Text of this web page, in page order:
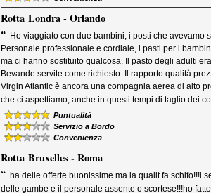
Rotta Londra - Orlando
“ Ho viaggiato con due bambini, i posti che avevamo
Personale professionale e cordiale, i pasti per i
ma ci hanno sostituito qualcosa. Il pasto degli adulti
Bevande servite come richiesto. Il rapporto qualità
Virgin Atlantic è ancora una compagnia aerea di alto
che ci aspettiamo, anche in questi tempi di taglio dei
Puntualità
Servizio a Bordo
Convenienza
Rotta Bruxelles - Roma
“ ha delle offerte buonissime ma la qualit fa schifo!!!i
delle gambe e il personale assente o scortese!!!ho